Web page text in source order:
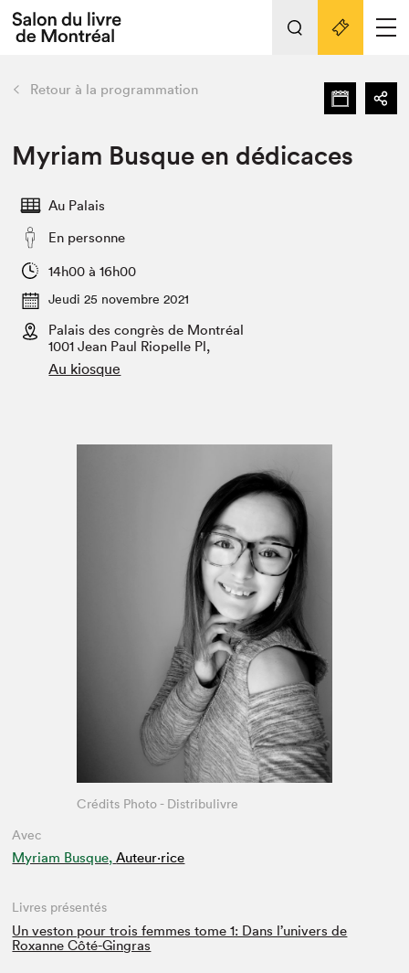
Espace médias
Espace exposant⋅e⋅s
Tout sur l'édition 2022
Actualités
Vidéos et Balados
Club de lecture Braindate
retour Nos activités
Édition 2022
Planifier sa visite
Projets partenaires 2022
Archives
Liens pratiques
Retour à la programmation
Myriam Busque en dédicaces
Au Palais
En personne
14h00 à 16h00
Jeudi 25 novembre 2021
Palais des congrès de Montréal
1001 Jean Paul Riopelle Pl,
Au kiosque
Avec
Myriam Busque, Auteur·rice
Crédits Photo - Distribulivre
Livres présentés
Un veston pour trois femmes tome 1: Dans l’univers de
Roxanne Côté-Gingras